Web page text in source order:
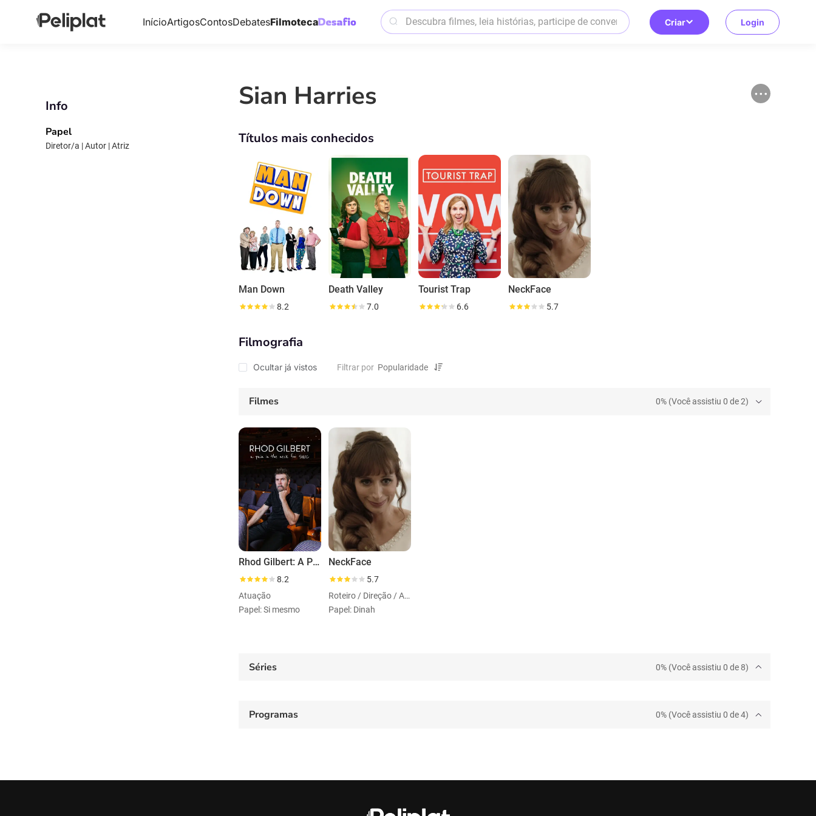
InícioArtigosContosDebatesFilmoteca Criar Login
Info
Papel
Diretor/a | Autor | Atriz
Sian Harries
Títulos mais conhecidos
Man Down
8.2
Death Valley
7.0
Tourist Trap
6.6
NeckFace
5.7
Filmografia
Ocultar já vistos Filtrar por
Filmes 0% (Você assistiu 0 de 2)
Rhod Gilbert: A Pain in the Neck for SU2C
8.2
Atuação
Papel: Si mesmo
NeckFace
5.7
Roteiro / Direção / Atuação
Papel: Dinah
Séries 0% (Você assistiu 0 de 8)
Programas 0% (Você assistiu 0 de 4)